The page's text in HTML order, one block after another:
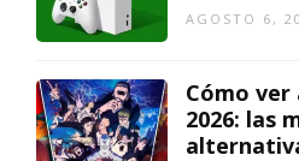
AGOSTO 6,
Cómo ver
2026: las